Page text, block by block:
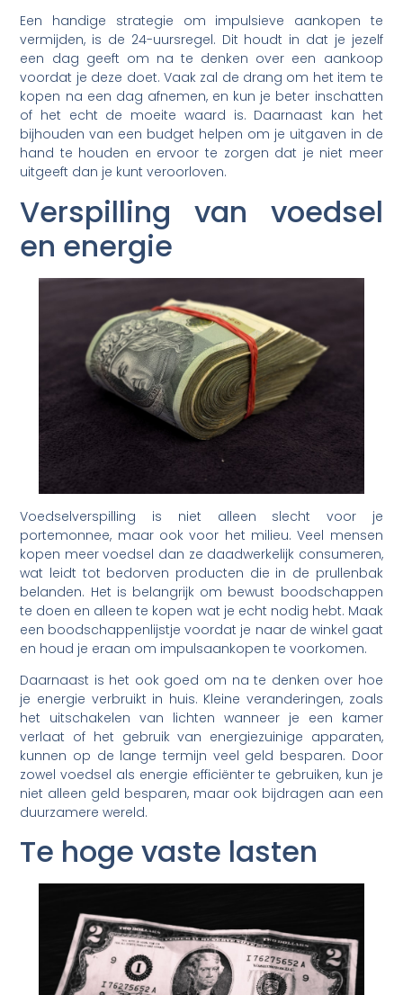
Een handige strategie om impulsieve aankopen te
vermijden, is de 24-uursregel. Dit houdt in dat je jezelf
een dag geeft om na te denken over een aankoop
voordat je deze doet. Vaak zal de drang om het item te
kopen na een dag afnemen, en kun je beter inschatten
of het echt de moeite waard is. Daarnaast kan het
bijhouden van een budget helpen om je uitgaven in de
hand te houden en ervoor te zorgen dat je niet meer
uitgeeft dan je kunt veroorloven.
Verspilling van voedsel
en energie
Voedselverspilling is niet alleen slecht voor je
portemonnee, maar ook voor het milieu. Veel mensen
kopen meer voedsel dan ze daadwerkelijk consumeren,
wat leidt tot bedorven producten die in de prullenbak
belanden. Het is belangrijk om bewust boodschappen
te doen en alleen te kopen wat je echt nodig hebt. Maak
een boodschappenlijstje voordat je naar de winkel gaat
en houd je eraan om impulsaankopen te voorkomen.
Daarnaast is het ook goed om na te denken over hoe
je energie verbruikt in huis. Kleine veranderingen, zoals
het uitschakelen van lichten wanneer je een kamer
verlaat of het gebruik van energiezuinige apparaten,
kunnen op de lange termijn veel geld besparen. Door
zowel voedsel als energie efficiënter te gebruiken, kun je
niet alleen geld besparen, maar ook bijdragen aan een
duurzamere wereld.
Te hoge vaste lasten